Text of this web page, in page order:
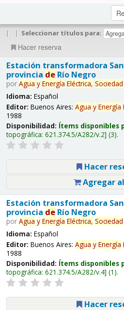
| | Seleccionar títulos para:
Hacer reserva
Estación transformadora
provincia deRío Negro
por Agua y Energía Eléctrica, Sociedad
Idioma: Español
Editor: Buenos Aires: Agua y Energía
1988
Disponibilidad: Ítems disponibles
topográfica: 621.374.5/A282/v.2 (3).
Hacer
Agregar
Estación transformadora
provincia deRío Negro
por Agua y Energía Eléctrica, Sociedad
Idioma: Español
Editor: Buenos Aires: Agua y Energía
1988
Disponibilidad: Ítems disponibles
topográfica: 621.374.5/A282/v.4 (1).
Hacer